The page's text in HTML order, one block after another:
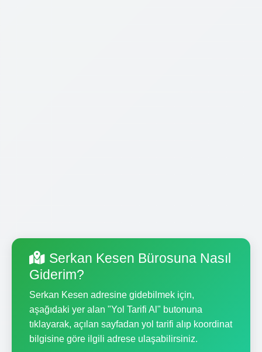
Serkan Kesen Bürosuna Nasıl
Giderim?
Serkan Kesen adresine gidebilmek için,
aşağıdaki yer alan "Yol Tarifi Al" butonuna
tıklayarak, açılan sayfadan yol tarifi alıp koordinat
bilgisine göre ilgili adrese ulaşabilirsiniz.